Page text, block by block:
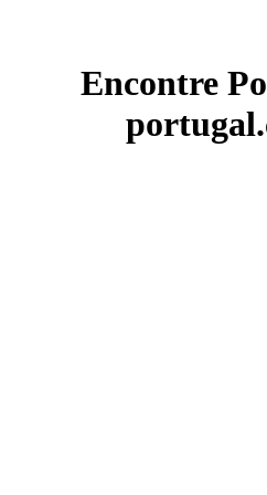
Encontre